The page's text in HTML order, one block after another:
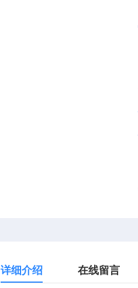
详细介绍 在线留言